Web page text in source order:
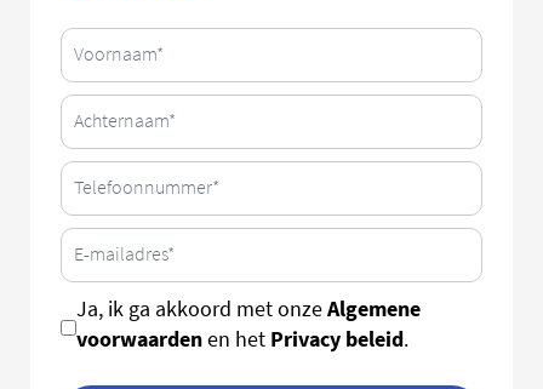
Ja, ik ga akkoord met onzeAlgemene
voorwaardenen het Privacy beleid.